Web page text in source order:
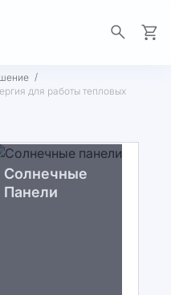
для работы тепловых
Солнечные
Панели